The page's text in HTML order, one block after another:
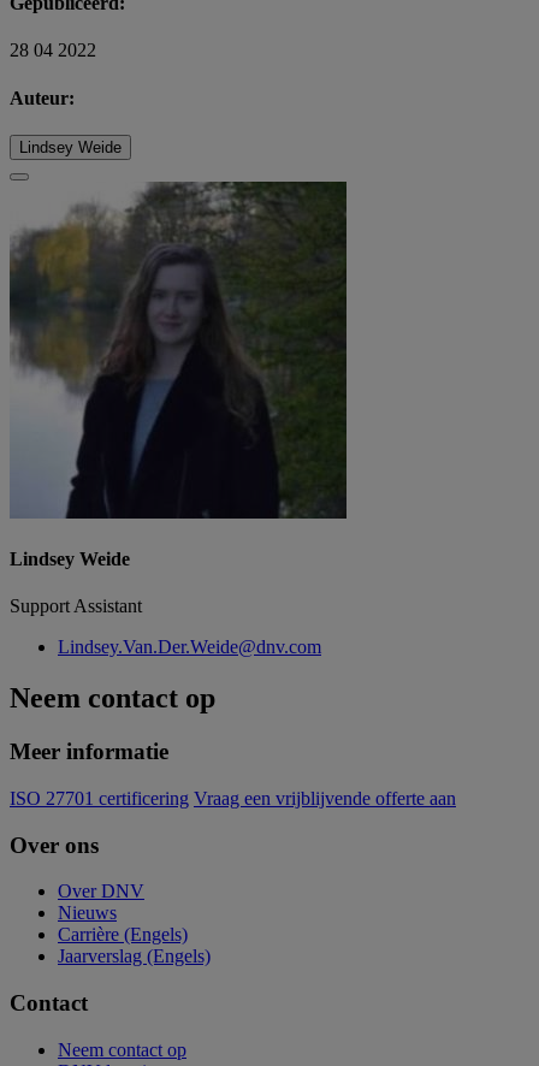
28 04 2022
Auteur:
Lindsey Weide
Lindsey Weide
Support Assistant
Lindsey.Van.Der.Weide@dnv.com
Neem contact op
Meer informatie
ISO 27701 certificering Vraag een vrijblijvende offerte aan
Over ons
Over DNV
Nieuws
Carrière (Engels)
Jaarverslag (Engels)
Contact
Neem contact op